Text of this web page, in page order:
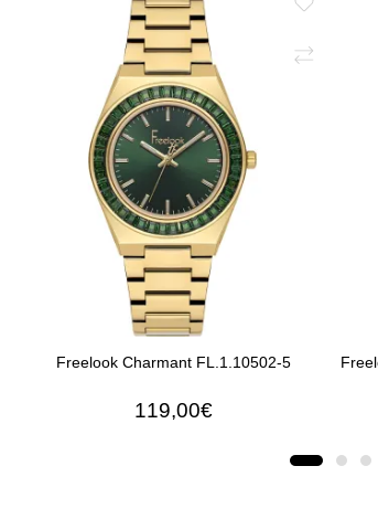
Freelook Charmant FL.1.10502-5
119,00€